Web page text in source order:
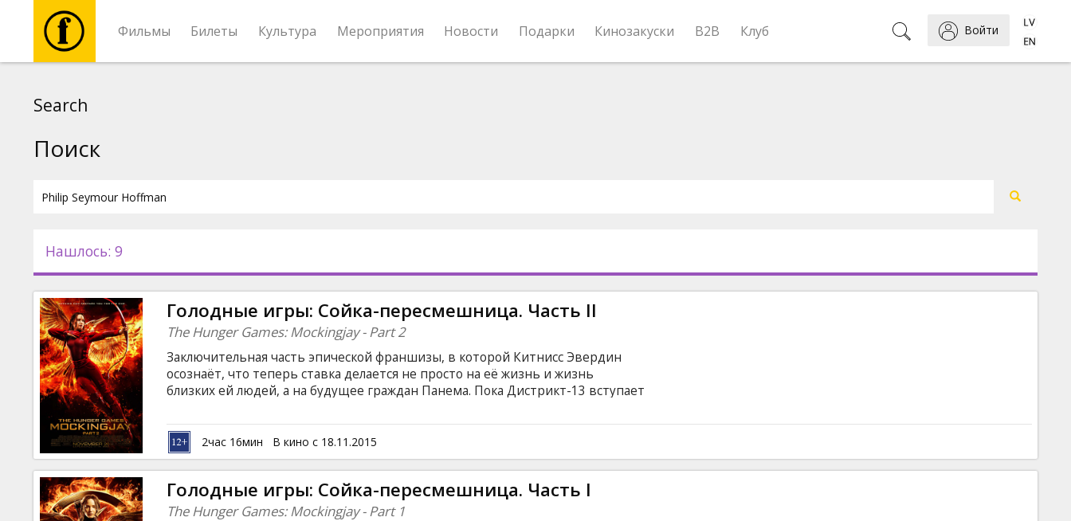
Фильмы Билеты Культура Мероприятия Новости Подарки Кинозакуски B2B Клуб Войти
Новости
Подарки
Кинозакуски
B2B
Клуб
Search
Поиск
Нашлось: 9
Голодные игры: Сойка-пересмешница. Часть II
The Hunger Games: Mockingjay - Part 2
Заключительная часть эпической франшизы, в которой Китнисс Эвердин
осознаёт, что теперь ставка делается не просто на её жизнь и жизнь
близких ей людей, а на будущее граждан Панема. Пока Дистрикт-13 вступает
вместе с группой близких друзей оказывается втянута в акцию по
уничтожению президента Сноу. Но победа повстанцев имеет горький вкус,
и Китнисс ждёт гораздо более трудное испытание, чем смертельные
ловушки арены Голодных игр. Фильм на английском языке с субтитрами на
латышском и русском языках.
2час 16мин В кино с 18.11.2015
Голодные игры: Сойка-пересмешница. Часть I
The Hunger Games: Mockingjay - Part 1